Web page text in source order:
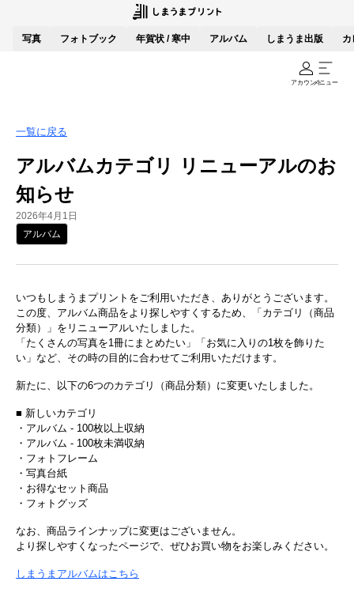
写真 フォトブック 年賀状 / 寒中 アルバム しまうま出版 カ
アカウントメニュー
一覧に戻る
アルバムカテゴリ リニューアルのお
知らせ
2026年4月1日
アルバム
いつもしまうまプリントをご利用いただき、ありがとうございます。
この度、アルバム商品をより探しやすくするため、「カテゴリ（商品
分類）」をリニューアルいたしました。
「たくさんの写真を1冊にまとめたい」「お気に入りの1枚を飾りた
い」など、その時の目的に合わせてご利用いただけます。
新たに、以下の6つのカテゴリ（商品分類）に変更いたしました。
■ 新しいカテゴリ
・アルバム - 100枚以上収納
・アルバム - 100枚未満収納
・フォトフレーム
・写真台紙
・お得なセット商品
・フォトグッズ
なお、商品ラインナップに変更はございません。
より探しやすくなったページで、ぜひお買い物をお楽しみください。
しまうまアルバムはこちら